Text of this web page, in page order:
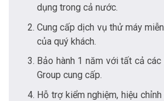
dụng trong cả nước.
Cung cấp dịch vụ thử máy
của quý khách.
Bảo hành 1 năm với tất cả
Group cung cấp.
Hỗ trợ kiểm nghiệm, hiệu